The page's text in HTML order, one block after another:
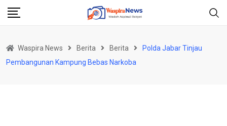
Skip
Waspira News Berita Berita
Polda Jabar Tinjau
Pembangunan Kampung Bebas Narkoba